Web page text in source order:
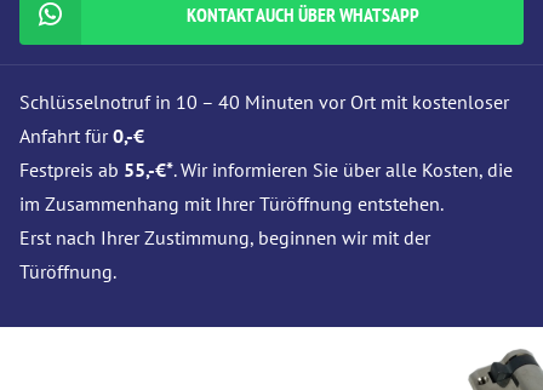
KONTAKT AUCH ÜBER WHATSAPP
Schlüsselnotruf in 10 – 40 Minuten vor Ort mit kostenloser
Anfahrt für0,-€
Festpreis ab 55,-€*. Wir informieren Sie über alle Kosten, die
im Zusammenhang mit Ihrer Türöffnung entstehen.
Erst nach Ihrer Zustimmung, beginnen wir mit der
Türöffnung.